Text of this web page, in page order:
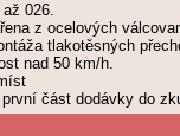
026.
z ocelových
tlakotěsných
nad 50 km/h.
první část dodávky do